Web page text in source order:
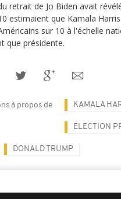
retrait de Jo Biden avait
estimaient que Kamala
sur 10 à l'échelle
que présidente.
à propos de KAMALA
ELECTION
DONALD TRUMP